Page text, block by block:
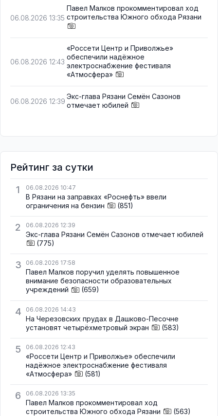
06.08.2026 13:35
Павел Малков прокомментировал ход
строительства Южного обхода Рязани
06.08.2026 12:43
«Россети Центр и Приволжье»
обеспечили надёжное
электроснабжение фестиваля
«Атмосфера»
06.08.2026 12:39
Экс-глава Рязани Семён Сазонов
отмечает юбилей
Рейтинг за сутки
1
06.08.2026 10:47
В Рязани на заправках «Роснефть» ввели
ограничения на бензин
(851)
2 06.08.2026 12:39
Экс-глава Рязани Семён Сазонов отмечает юбилей
(775)
3 06.08.2026 17:58
Павел Малков поручил уделять повышенное
внимание безопасности образовательных
учреждений
(659)
4 06.08.2026 14:43
На Черезовских прудах в Дашково-Песочне
установят четырёхметровый экран
(583)
5 06.08.2026 12:43
«Россети Центр и Приволжье» обеспечили
надёжное электроснабжение фестиваля
«Атмосфера»
(581)
6 06.08.2026 13:35
Павел Малков прокомментировал ход
строительства Южного обхода Рязани
(563)